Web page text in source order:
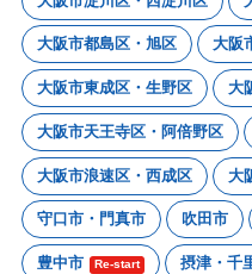
大阪市都島区・旭区 大阪
大阪市東成区・生野区 大
大阪市天王寺区・阿倍野区
大阪市浪速区・西成区 大
守口市・門真市 吹田市
豊中市 Re-start 摂津・千